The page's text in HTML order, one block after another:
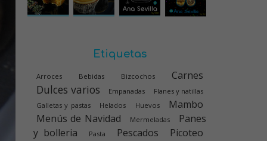
Etiquetas
Arroces Bebidas Bizcochos Carnes
Dulces varios Empanadas
Flanes y natillas
Galletas y pastas
Helados Huevos
Mambo
Menús de Navidad
Mermeladas
Panes
y bolleria
Pasta Pescados Picoteo